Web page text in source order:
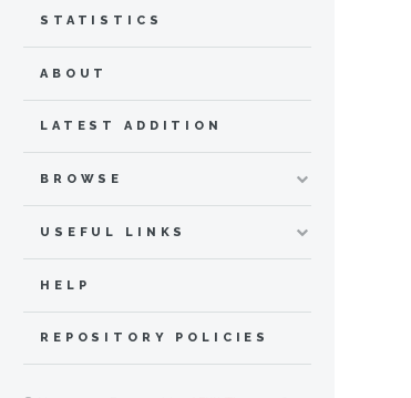
STATISTICS
ABOUT
LATEST ADDITION
BROWSE
USEFUL LINKS
HELP
REPOSITORY POLICIES